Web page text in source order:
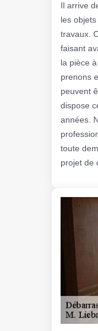
Il arrive
les
travaux.
faisant
la pièce
prenons
peuvent
dispose
années.
toute
projet de